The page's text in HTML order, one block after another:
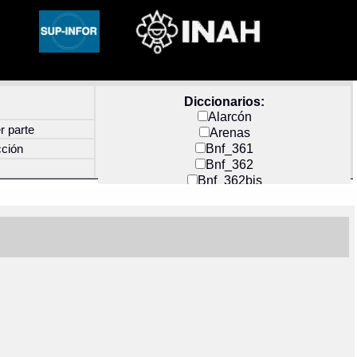
Diccionarios:
Alarcón
Arenas
Bnf_361
Bnf_362
Bnf_362bis
Docs_México
parte